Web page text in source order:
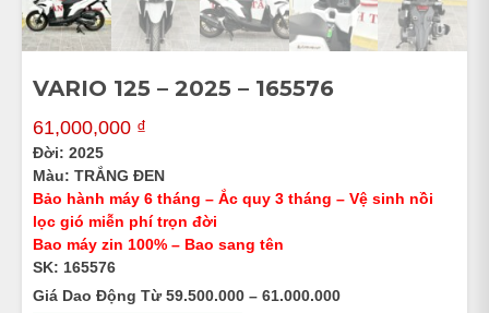
VARIO 125 – 2025 – 165576
61,000,000 ₫
Đời: 2025
Màu: TRẮNG ĐEN
Bảo hành máy 6 tháng – Ắc quy 3 tháng – Vệ sinh nồi
lọc gió miễn phí trọn đời
Bao máy zin 100% – Bao sang tên
SK: 165576
Giá Dao Động Từ 59.500.000 – 61.000.000